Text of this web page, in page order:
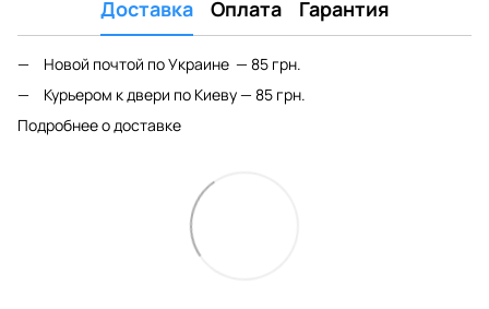
Доставка Оплата Гарантия
Новой почтой по Украине — 85 грн.
Курьером к двери по Киеву — 85 грн.
Подробнее о доставке